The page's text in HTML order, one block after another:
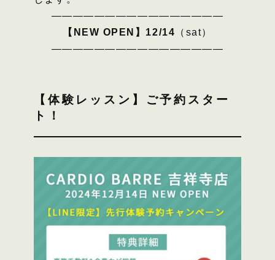
————————————————
【NEW OPEN】12/14 （sat）
————————————————
【体験レッスン】ご予約スター
ト！